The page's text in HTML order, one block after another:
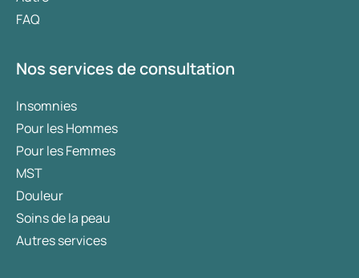
FAQ
Nos services de consultation
Insomnies
Pour les Hommes
Pour les Femmes
MST
Douleur
Soins de la peau
Autres services